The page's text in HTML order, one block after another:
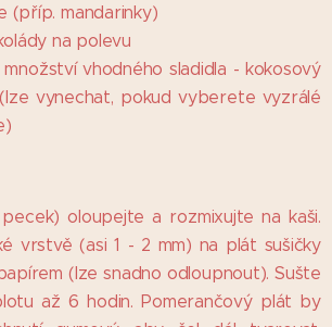
(příp. mandarinky)
na polevu
vhodného sladidla - kokosový
vynechat, pokud vyberete vyzrálé
oloupejte a rozmixujte na kaši.
vrstvě (asi 1 - 2 mm) na plát sušičky
(lze snadno odloupnout). Sušte
až 6 hodin. Pomerančový plát by